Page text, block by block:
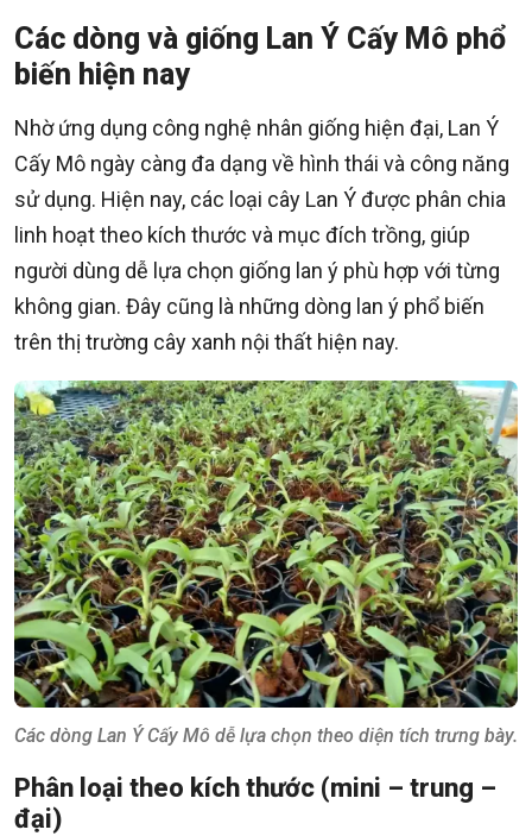
Các dòng và giống Lan Ý Cấy Mô phổ
biến hiện nay
Nhờ ứng dụng công nghệ nhân giống hiện đại, Lan Ý
Cấy Mô ngày càng đa dạng về hình thái và công năng
sử dụng. Hiện nay, các loại cây Lan Ý được phân chia
linh hoạt theo kích thước và mục đích trồng, giúp
người dùng dễ lựa chọn giống lan ý phù hợp với từng
không gian. Đây cũng là những dòng lan ý phổ biến
trên thị trường cây xanh nội thất hiện nay.
Các dòng Lan Ý Cấy Mô dễ lựa chọn theo diện tích trưng bày.
Phân loại theo kích thước (mini – trung –
đại)